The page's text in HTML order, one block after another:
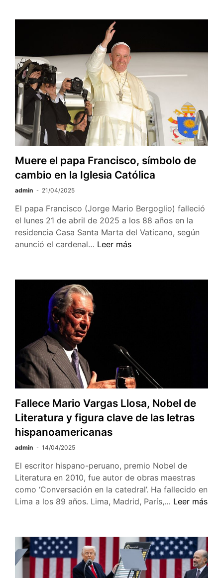
celebramos
el
Día
Mundial
del
Libro
Muere el papa Francisco, símbolo de
cambio en la Iglesia Católica
admin 21/04/2025
El papa Francisco (Jorge Mario Bergoglio) falleció
el lunes 21 de abril de 2025 a los 88 años en la
residencia Casa Santa Marta del Vaticano, según
anunció el cardenal… Muere
Francisco,
Iglesia
Leer más
Fallece Mario Vargas Llosa, Nobel de
Literatura y figura clave de las letras
hispanoamericanas
admin 14/04/2025
El escritor hispano-peruano, premio Nobel de
Literatura en 2010, fue autor de obras maestras
como ‘Conversación en la catedral’. Ha fallecido en
Lima a los 89 años. Lima, Madrid, París,… Fallece
Llosa,
Nobel
de
Literatura
Leer más